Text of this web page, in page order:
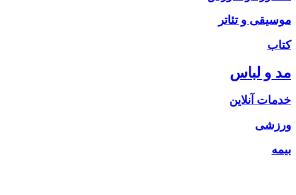
موسیقی و تئاتر
کتاب
مد و لباس
خدمات آنلاین
ورزشی
بیمه